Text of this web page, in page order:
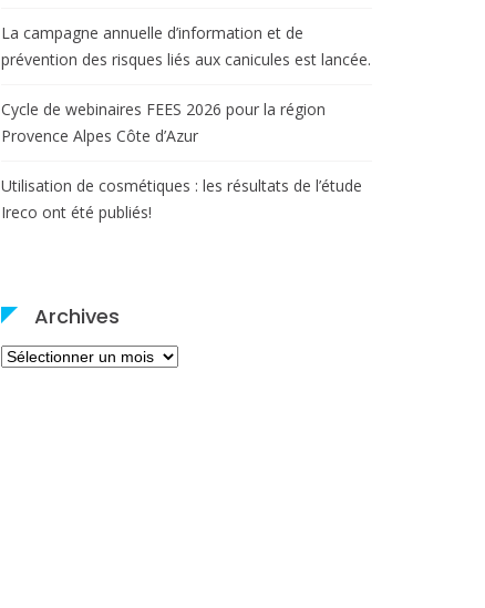
La campagne annuelle d’information et de
prévention des risques liés aux canicules est lancée.
Cycle de webinaires FEES 2026 pour la région
Provence Alpes Côte d’Azur
Utilisation de cosmétiques : les résultats de l’étude
Ireco ont été publiés!
Archives
Archives